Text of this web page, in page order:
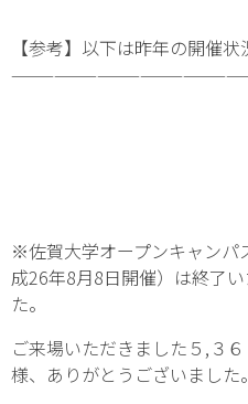
【参考】以下は昨年の開催状
※佐賀大学オープンキャンパ
成26年8月8日開催）は終了
た。
ご来場いただきました５,３
様、ありがとうございました。